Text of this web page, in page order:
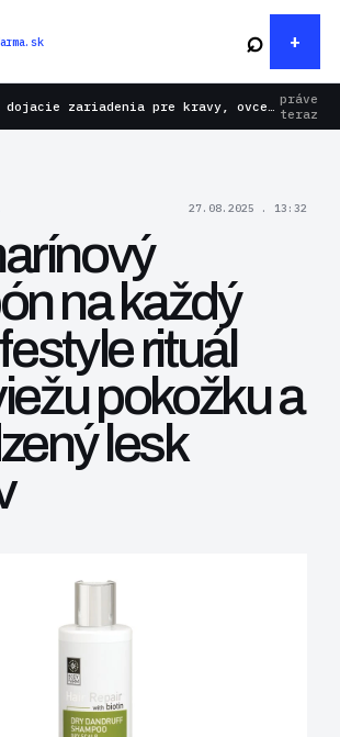
⌕
Mobilné dojacie zariadenia pre kravy, ovce aj kozy: rýchlejšie dojenie bez zbytočnej námahy práve
teraz
27.08.2025 . 13:32
na každý
rituál
pokožku a
lesk